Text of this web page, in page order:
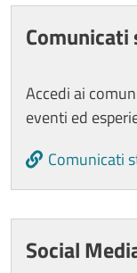
Comunicati
Accedi ai
eventi ed
Comunicati
Social